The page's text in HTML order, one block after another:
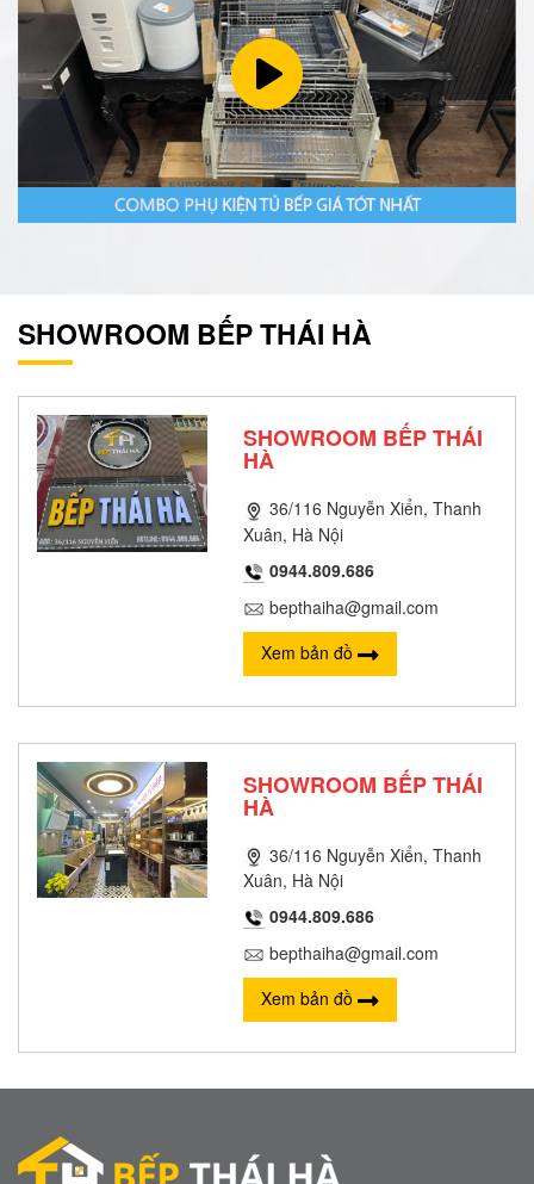
SHOWROOM BẾP THÁI HÀ
SHOWROOM BẾP THÁI
HÀ
36/116 Nguyễn Xiển, Thanh
Xuân, Hà Nội
0944.809.686
bepthaiha@gmail.com
Xem bản đồ
SHOWROOM BẾP THÁI
HÀ
36/116 Nguyễn Xiển, Thanh
Xuân, Hà Nội
0944.809.686
bepthaiha@gmail.com
Xem bản đồ